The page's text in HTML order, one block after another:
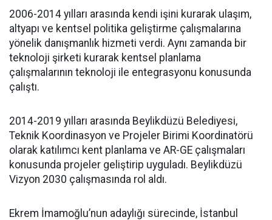
2006-2014 yılları arasında kendi işini kurarak ulaşım,
altyapı ve kentsel politika geliştirme çalışmalarına
yönelik danışmanlık hizmeti verdi. Aynı zamanda bir
teknoloji şirketi kurarak kentsel planlama
çalışmalarının teknoloji ile entegrasyonu konusunda
çalıştı.
2014-2019 yılları arasında Beylikdüzü Belediyesi,
Teknik Koordinasyon ve Projeler Birimi Koordinatörü
olarak katılımcı kent planlama ve AR-GE çalışmaları
konusunda projeler geliştirip uyguladı. Beylikdüzü
Vizyon 2030 çalışmasında rol aldı.
Ekrem İmamoğlu’nun adaylığı sürecinde, İstanbul